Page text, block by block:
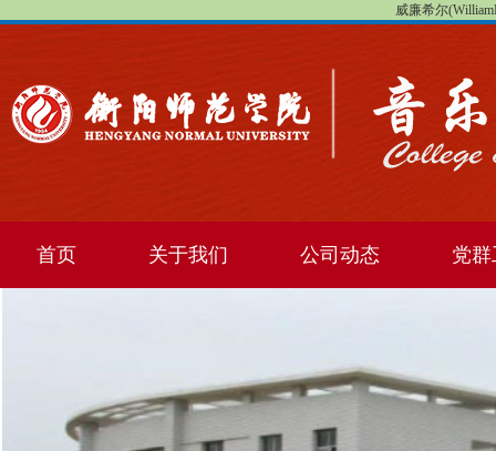
威廉希尔
首页 关于我们 公司动态 党